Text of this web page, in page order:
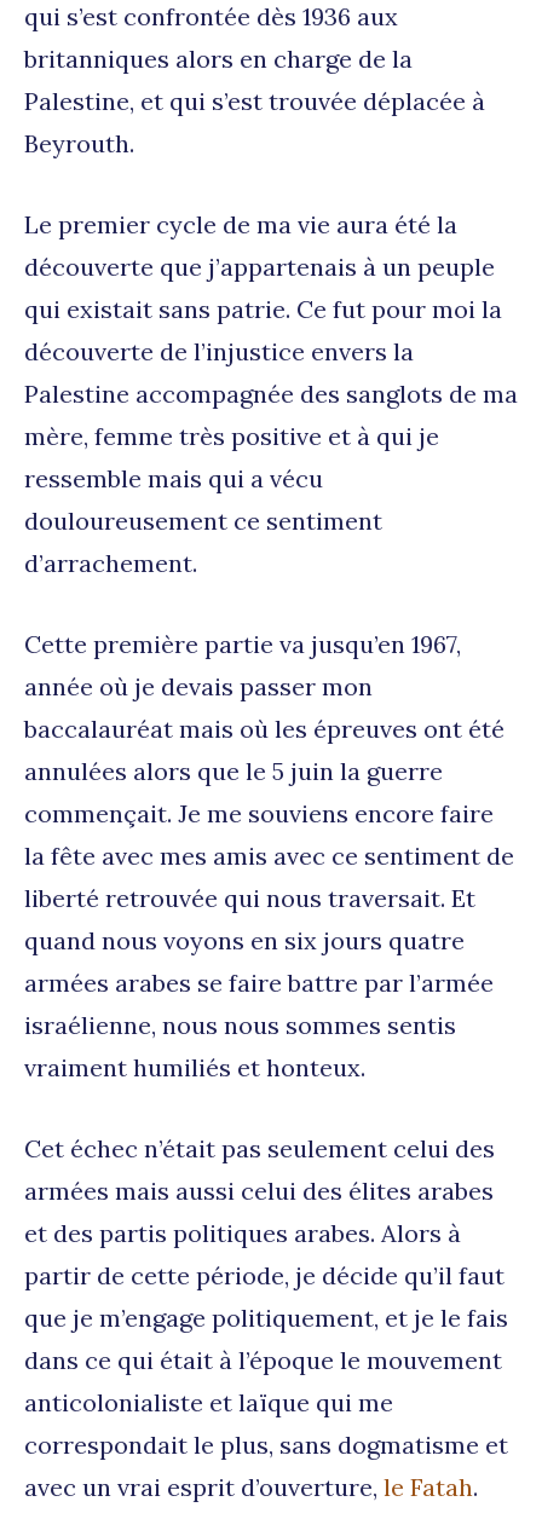
qui s’est confrontée dès 1936 aux
britanniques alors en charge de la
Palestine, et qui s’est trouvée déplacée à
Beyrouth.
Le premier cycle de ma vie aura été la
découverte que j’appartenais à un peuple
qui existait sans patrie. Ce fut pour moi la
découverte de l’injustice envers la
Palestine accompagnée des sanglots de ma
mère, femme très positive et à qui je
ressemble mais qui a vécu
douloureusement ce sentiment
d’arrachement.
Cette première partie va jusqu’en 1967,
année où je devais passer mon
baccalauréat mais où les épreuves ont été
annulées alors que le 5 juin la guerre
commençait. Je me souviens encore faire
la fête avec mes amis avec ce sentiment de
liberté retrouvée qui nous traversait. Et
quand nous voyons en six jours quatre
armées arabes se faire battre par l’armée
israélienne, nous nous sommes sentis
vraiment humiliés et honteux.
Cet échec n’était pas seulement celui des
armées mais aussi celui des élites arabes
et des partis politiques arabes. Alors à
partir de cette période, je décide qu’il faut
que je m’engage politiquement, et je le fais
dans ce qui était à l’époque le mouvement
anticolonialiste et laïque qui me
correspondait le plus, sans dogmatisme et
avec un vrai esprit d’ouverture, le Fatah.